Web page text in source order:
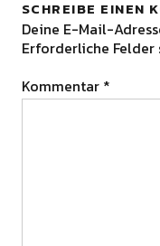
SCHREIBE EINEN
Deine E-Mail-
Erforderliche
Kommentar *